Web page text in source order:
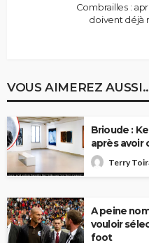
Combrailles :
doivent déjà
VOUS AIMEREZ
Brioude :
après avoir
Terry
A peine
vouloir
foot